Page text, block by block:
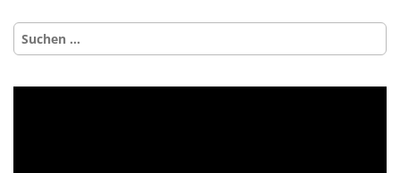
Suchen
nach: